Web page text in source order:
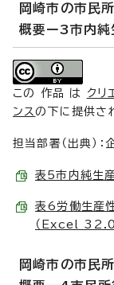
岡崎市の市
概要ー3市内純
この 作品 は クリ
ンスの下に提供さ
担当部署（出典）：
表5市内純生
表6労働生産
（Excel 32.0
岡崎市の市